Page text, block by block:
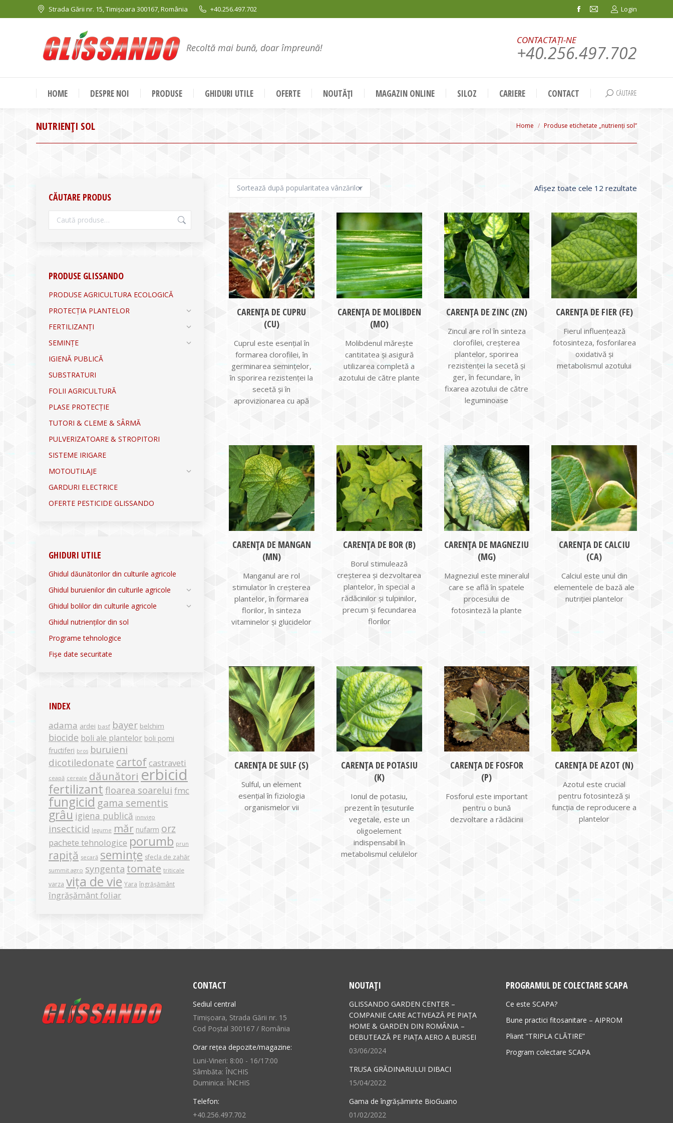
Strada Gării nr. 15, Timișoara 300167, România +40.256.497.702
Facebook
in
window
Mail
in
window
Login
Recoltă mai bună, doar împreună!
CONTACTAȚI-NE
+40.256.497.702
HOME DESPRE NOI PRODUSE GHIDURI UTILE OFERTE NOUTĂȚI MAGAZIN ONLINE SILOZ CARIERE CONTACT Search:
CĂUTARE
NUTRIENȚI SOL You are here:
Home Produse etichetate „nutrienți sol”
Afișez toate cele 12 rezultate
evaluarea
medie
CARENȚA DE CUPRU
(CU)
Cuprul este esenţial în
formarea clorofilei, în
germinarea seminţelor,
în sporirea rezistenţei la
secetă şi în
aprovizionarea cu apă
CARENȚA DE MOLIBDEN
(MO)
Molibdenul măreşte
cantitatea şi asigură
utilizarea completă a
azotului de către plante
CARENȚA DE ZINC (ZN)
Zincul are rol în sinteza
clorofilei, creşterea
plantelor, sporirea
rezistenţei la secetă şi
ger, în fecundare, în
fixarea azotului de către
leguminoase
CARENȚA DE FIER (FE)
Fierul influențează
fotosinteza, fosforilarea
oxidativă și
metabolismul azotului
CARENȚA DE MANGAN
(MN)
Manganul are rol
stimulator în creşterea
plantelor, în formarea
florilor, în sinteza
vitaminelor şi glucidelor
CARENȚA DE BOR (B)
Borul stimulează
creşterea şi dezvoltarea
plantelor, în special a
rădăcinilor şi tulpinilor,
precum şi fecundarea
florilor
CARENȚA DE MAGNEZIU
(MG)
Magneziul este mineralul
care se află în spatele
procesului de
fotosinteză la plante
CARENȚA DE CALCIU
(CA)
Calciul este unul din
elementele de bază ale
nutriţiei plantelor
CARENȚA DE SULF (S)
Sulful, un element
esențial în fiziologia
organismelor vii
CARENȚA DE POTASIU
(K)
Ionul de potasiu,
prezent în țesuturile
vegetale, este un
oligoelement
indispensabil în
metabolismul celulelor
CARENȚA DE FOSFOR
(P)
Fosforul este important
pentru o bună
dezvoltare a rădăcinii
CARENȚA DE AZOT (N)
Azotul este crucial
pentru fotosinteză și
funcţia de reproducere a
plantelor
CĂUTARE PRODUS
PRODUSE GLISSANDO
PRODUSE AGRICULTURA ECOLOGICĂ
PROTECȚIA PLANTELOR
FERTILIZANȚI
SEMINȚE
IGIENĂ PUBLICĂ
SUBSTRATURI
FOLII AGRICULTURĂ
PLASE PROTECȚIE
TUTORI & CLEME & SÂRMĂ
PULVERIZATOARE & STROPITORI
SISTEME IRIGARE
MOTOUTILAJE
GARDURI ELECTRICE
OFERTE PESTICIDE GLISSANDO
GHIDURI UTILE
Ghidul dăunătorilor din culturile agricole
Ghidul buruienilor din culturile agricole
Ghidul bolilor din culturile agricole
Ghidul nutrienților din sol
Programe tehnologice
Fișe date securitate
INDEX
adama ardei basf bayer belchim
biocide boli ale plantelor boli pomi
fructiferi bros buruieni
dicotiledonate cartof castraveti
ceapă cereale dăunători erbicid
fertilizant floarea soarelui fmc
fungicid gama sementis
grâu igiena publică innvigo
insecticid legume măr nufarm orz
pachete tehnologice porumb prun
rapiță secară semințe sfecla de zahăr
summit agro syngenta tomate triticale
varza vița de vie Yara îngrășământ
îngrășământ foliar
CONTACT
Sediul central
Timișoara, Strada Gării nr. 15
Cod Poștal 300167 / România
Orar rețea depozite/magazine:
Luni-Vineri: 8:00 - 16/17:00
Sâmbăta: ÎNCHIS
Duminica: ÎNCHIS
Telefon:
+40.256.497.702
NOUTAȚI
GLISSANDO GARDEN CENTER –
COMPANIE CARE ACTIVEAZĂ PE PIAȚA
HOME & GARDEN DIN ROMÂNIA –
DEBUTEAZĂ PE PIAȚA AERO A BURSEI
03/06/2024
TRUSA GRĂDINARULUI DIBACI
15/04/2022
Gama de îngrășăminte BioGuano
01/02/2022
PROGRAMUL DE COLECTARE SCAPA
Ce este SCAPA?
Bune practici fitosanitare – AIPROM
Pliant ”TRIPLA CLĂTIRE”
Program colectare SCAPA